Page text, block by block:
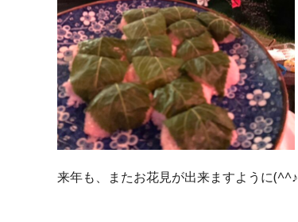
来年も、またお花見が出来ますように(^^♪